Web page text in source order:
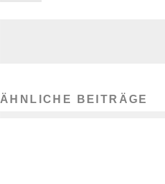
ÄHNLICHE BEITRÄGE